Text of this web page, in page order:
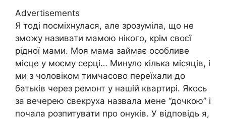
Advertisements
Я тоді посміхнулася, але зрозуміла, що не
зможу називати мамою нікого, крім своєї
рідної мами. Моя мама займає особливе
місце у моєму серці… Минуло кілька місяців, і
ми з чоловіком тимчасово переїхали до
батьків через ремонт у нашій квартирі. Якось
за вечерею свекруха назвала мене “дочкою” і
почала розпитувати про онуків. У відповідь я,